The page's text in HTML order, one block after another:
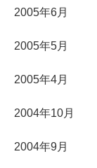
2005年6月
2005年5月
2005年4月
2004年10月
2004年9月